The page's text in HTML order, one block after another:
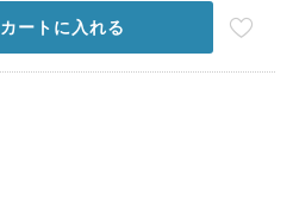
カートに入れる